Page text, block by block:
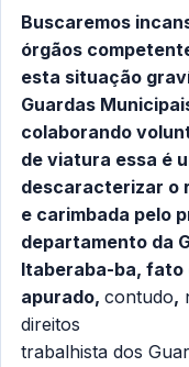
Buscaremos
órgãos
esta situação
Guardas
colaborando
de viatura essa é
descaracterizar o
e carimbada pelo
departamento da
Itaberaba-ba, fato
apurado,contudo,
direitos
trabalhista dos